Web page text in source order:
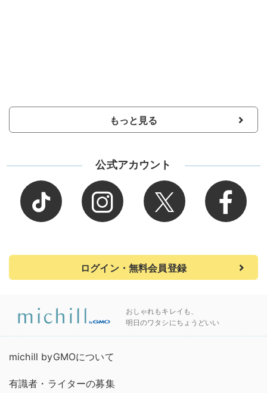
もっと見る
公式アカウント
ログイン・無料会員登録
おしゃれもキレイも、
明日のワタシにちょうどいい
michill byGMOについて
有識者・ライターの募集